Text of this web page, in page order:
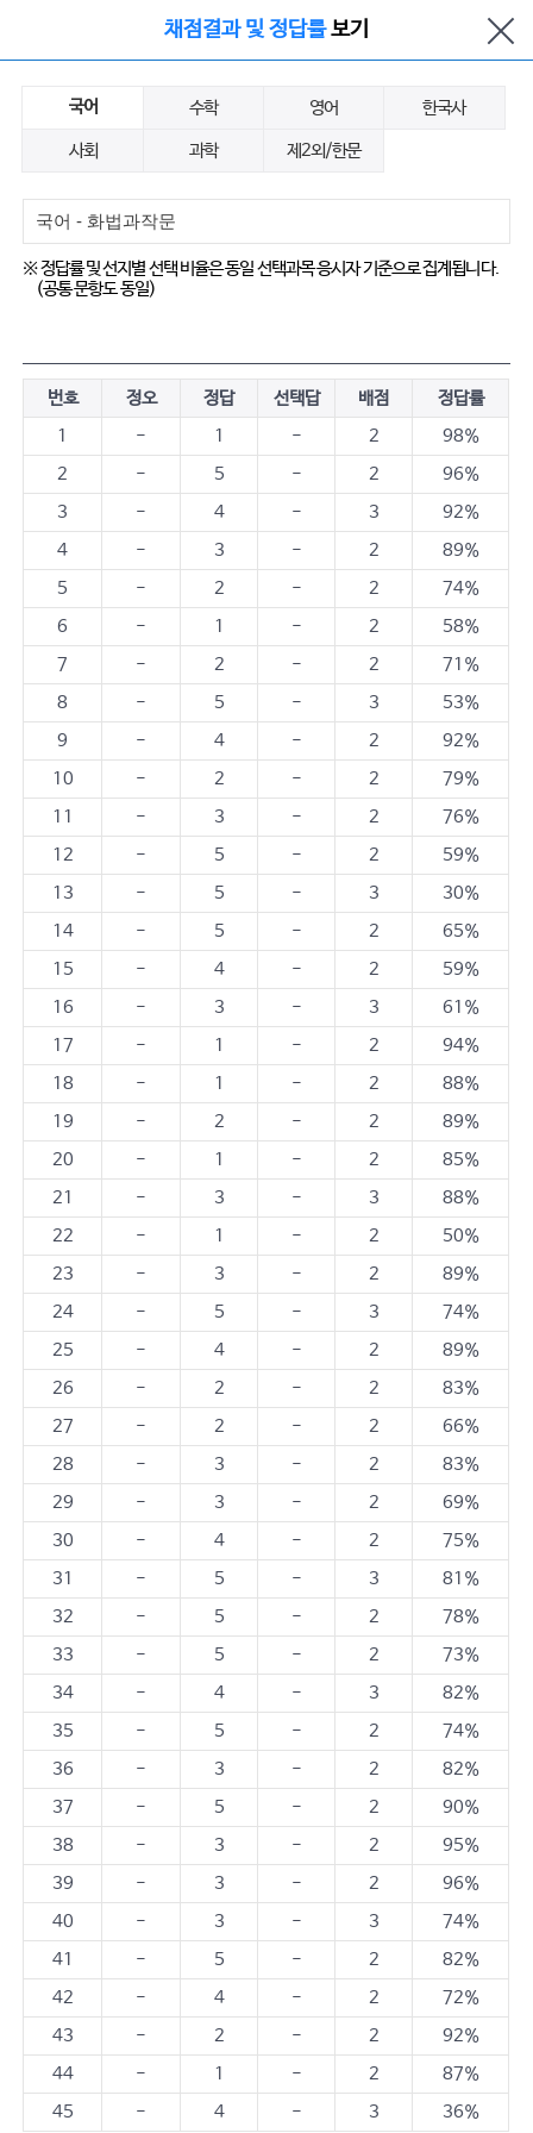
채점결과 및 정답률보기
국어 수학 영어 한국사
사회 과학 제2외/한문
※ 정답률 및 선지별 선택 비율은 동일 선택과목 응시자 기준으로 집계됩니다.
(공통 문항도 동일)
번호 정오 정답 선택답 배점
정답률
1
- 1 - 2
98%
2
- 5 - 2
96%
3
- 4 - 3
92%
4
- 3 - 2
89%
5
- 2 - 2
74%
6
- 1 - 2
58%
7
- 2 - 2
71%
8
- 5 - 3
53%
9
- 4 - 2
92%
10
- 2 - 2
79%
11
- 3 - 2
76%
12
- 5 - 2
59%
13
- 5 - 3
30%
14
- 5 - 2
65%
15
- 4 - 2
59%
16
- 3 - 3
61%
17
- 1 - 2
94%
18
- 1 - 2
88%
19
- 2 - 2
89%
20
- 1 - 2
85%
21
- 3 - 3
88%
22
- 1 - 2
50%
23
- 3 - 2
89%
24
- 5 - 3
74%
25
- 4 - 2
89%
26
- 2 - 2
83%
27
- 2 - 2
66%
28
- 3 - 2
83%
29
- 3 - 2
69%
30
- 4 - 2
75%
31
- 5 - 3
81%
32
- 5 - 2
78%
33
- 5 - 2
73%
34
- 4 - 3
82%
35
- 5 - 2
74%
36
- 3 - 2
82%
37
- 5 - 2
90%
38
- 3 - 2
95%
39
- 3 - 2
96%
40
- 3 - 3
74%
41
- 5 - 2
82%
42
- 4 - 2
72%
43
- 2 - 2
92%
44
- 1 - 2
87%
45
- 4 - 3 36%